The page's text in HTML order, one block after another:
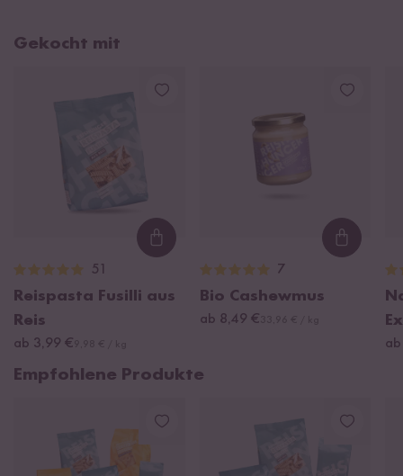
Gekocht mit
Loading...
51
Reispasta Fusilli aus
Reis
ab 3,99 €
7
Bio Cashewmus
ab 8,49 €
Empfohlene Produkte